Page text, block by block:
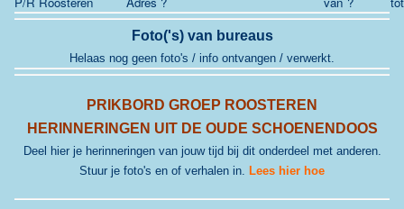
Foto('s) van bureaus
Helaas nog geen foto's / info ontvangen / verwerkt.
PRIKBORD GROEP ROOSTEREN
HERINNERINGEN UIT DE OUDE SCHOENENDOOS
Deel hier je herinneringen van jouw tijd bij dit onderdeel met anderen.
Stuur je foto's en of verhalen in. Lees hier hoe